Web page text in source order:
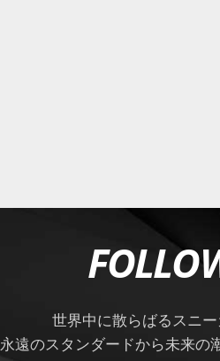
世界中に散らばるスニ
永遠のスタンダードから未来の